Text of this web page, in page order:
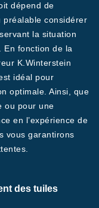
dépend de
préalable considérer
la situation
En fonction de la
K.Winterstein
idéal pour
optimale. Ainsi, que
ou pour une
en l’expérience de
vous garantirons
des tuiles